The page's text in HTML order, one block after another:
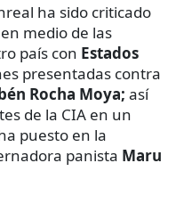
ha sido criticado
medio de las
país con Estados
presentadas contra
Rocha Moya; así
de la CIA en un
puesto en la
panista Maru